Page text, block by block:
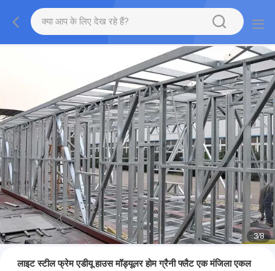
3/8
लाइट स्टील फ्रेम एडीयू हाउस मॉड्यूलर होम ग्रैनी फ्लैट एक मंजिला एकल